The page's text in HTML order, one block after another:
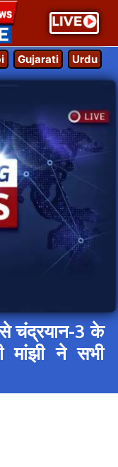
Gujarati Urdu
से चंद्रयान-3 के
मांझी ने सभी